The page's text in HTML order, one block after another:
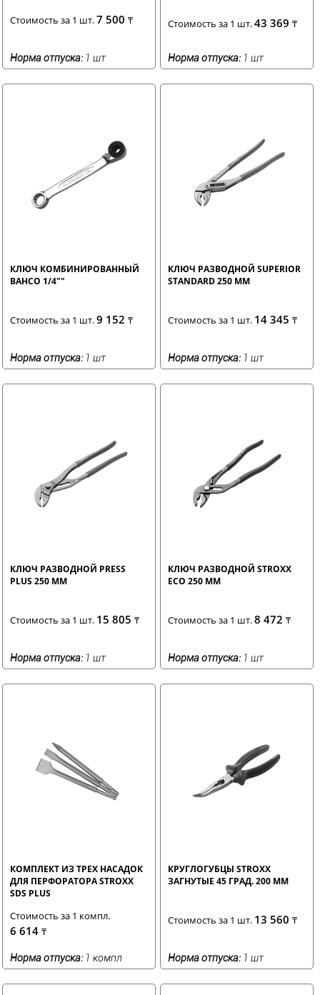
Стоимость за 1 шт.7 500 ₸
Норма отпуска: 1 шт
Стоимость за 1 шт.43 369₸
Норма отпуска: 1 шт
КЛЮЧ КОМБИНИРОВАННЫЙ
BAHCO 1/4""
Стоимость за 1 шт.9 152 ₸
Норма отпуска: 1 шт
КЛЮЧ РАЗВОДНОЙ SUPERIOR
STANDARD 250 ММ
Стоимость за 1 шт. 14 345₸
Норма отпуска: 1 шт
КЛЮЧ РАЗВОДНОЙ PRESS
PLUS 250 ММ
Стоимость за 1 шт. 15 805 ₸
Норма отпуска: 1 шт
КЛЮЧ РАЗВОДНОЙ STROXX
ECO 250 ММ
Стоимость за 1 шт.8 472₸
Норма отпуска: 1 шт
КОМПЛЕКТ ИЗ ТРЕХ НАСАДОК
ДЛЯ ПЕРФОРАТОРА STROXX
SDS PLUS
Стоимость за 1 компл.
6 614 ₸
Норма отпуска: 1 компл
КРУГЛОГУБЦЫ STROXX
ЗАГНУТЫЕ 45 ГРАД. 200 ММ
Стоимость за 1 шт. 13 560₸
Норма отпуска: 1 шт